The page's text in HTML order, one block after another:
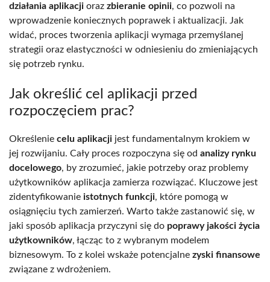
działania aplikacji oraz zbieranie opinii, co pozwoli na
wprowadzenie koniecznych poprawek i aktualizacji. Jak
widać, proces tworzenia aplikacji wymaga przemyślanej
strategii oraz elastyczności w odniesieniu do zmieniających
się potrzeb rynku.
Jak określić cel aplikacji przed
rozpoczęciem prac?
Określenie celu aplikacji jest fundamentalnym krokiem w
jej rozwijaniu. Cały proces rozpoczyna się od analizy rynku
docelowego, by zrozumieć, jakie potrzeby oraz problemy
użytkowników aplikacja zamierza rozwiązać. Kluczowe jest
zidentyfikowanie istotnych funkcji, które pomogą w
osiągnięciu tych zamierzeń. Warto także zastanowić się, w
jaki sposób aplikacja przyczyni się do poprawy jakości życia
użytkowników, łącząc to z wybranym modelem
biznesowym. To z kolei wskaże potencjalne zyski finansowe
związane z wdrożeniem.